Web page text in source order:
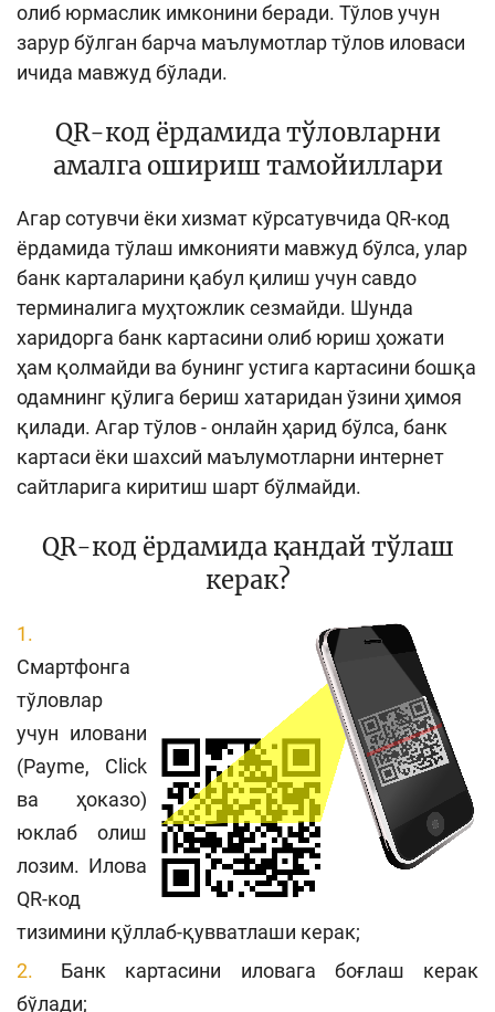
олиб юрмаслик имконини беради. Тўлов учун
зарур бўлган барча маълумотлар тўлов иловаси
ичида мавжуд бўлади.
QR-код ёрдамида тўловларни
амалга ошириш тамойиллари
Агар сотувчи ёки хизмат кўрсатувчида QR-код
ёрдамида тўлаш имконияти мавжуд бўлса, улар
банк карталарини қабул қилиш учун савдо
терминалига муҳтожлик сезмайди. Шунда
харидорга банк картасини олиб юриш ҳожати
ҳам қолмайди ва бунинг устига картасини бошқа
одамнинг қўлига бериш хатаридан ўзини ҳимоя
қилади. Агар тўлов - онлайн ҳарид бўлса, банк
картаси ёки шахсий маълумотларни интернет
сайтларига киритиш шарт бўлмайди.
QR-код ёрдамида қандай тўлаш
керак?
Смартфонга
тўловлар
учун иловани
(Payme, Click
ва ҳоказо)
юклаб олиш
лозим. Илова
QR-код
тизимини қўллаб-қувватлаши керак;
Банк картасини иловага боғлаш керак
бўлади;